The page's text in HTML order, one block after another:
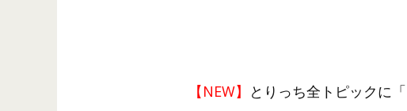
【NEW】 とりっち全トピックに